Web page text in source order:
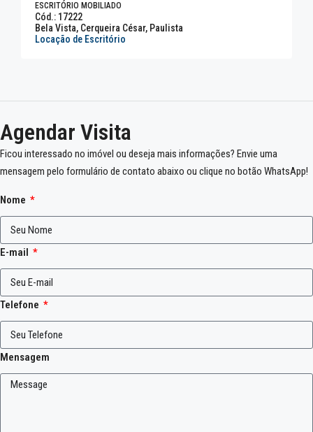
ESCRITÓRIO MOBILIADO
Cód.: 17222
Bela Vista, Cerqueira César, Paulista
Locação de Escritório
Agendar Visita
Ficou interessado no imóvel ou deseja mais informações? Envie uma
mensagem pelo formulário de contato abaixo ou clique no botão WhatsApp!
Nome
E-mail
Telefone
Mensagem